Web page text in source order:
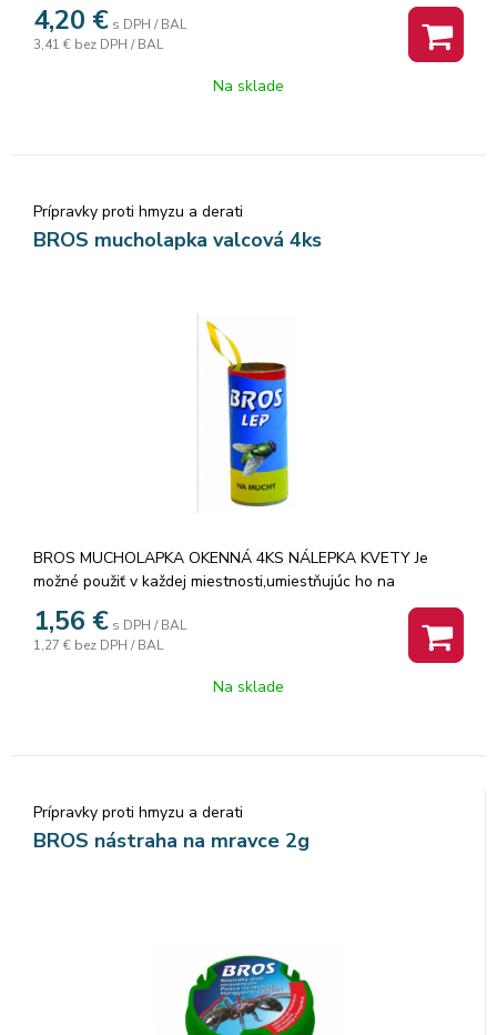
SKRINIACH
4,20 € s DPH / BAL
3,41 € bez DPH / BAL
Na sklade
Prípravky proti hmyzu a derati
BROS mucholapka valcová 4ks
BROS MUCHOLAPKA OKENNÁ 4KS NÁLEPKA KVETY Je
možné použiť v každej miestnosti,umi­estňujúc ho na
1,56 € s DPH / BAL
1,27 € bez DPH / BAL
Na sklade
Prípravky proti hmyzu a derati
BROS nástraha na mravce 2g